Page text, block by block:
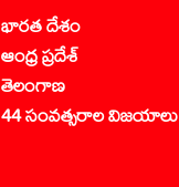
భారత దేశం
ఆంధ్ర ప్రదేశ్
తెలంగాణ
44 సంవత్సరాల విజయాలు